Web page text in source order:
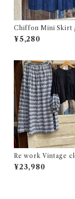
Chiffon Mini Skirt /
ン ミニ プリーツ スカ
着
¥5,280
Re work Vintage
t & Skirt Set up / ヴィンテー
ジ クロス シャツ &
¥23,980